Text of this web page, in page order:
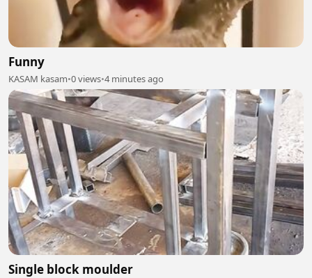
Funny
KASAM kasam•0 views•4 minutes ago
Single block moulder